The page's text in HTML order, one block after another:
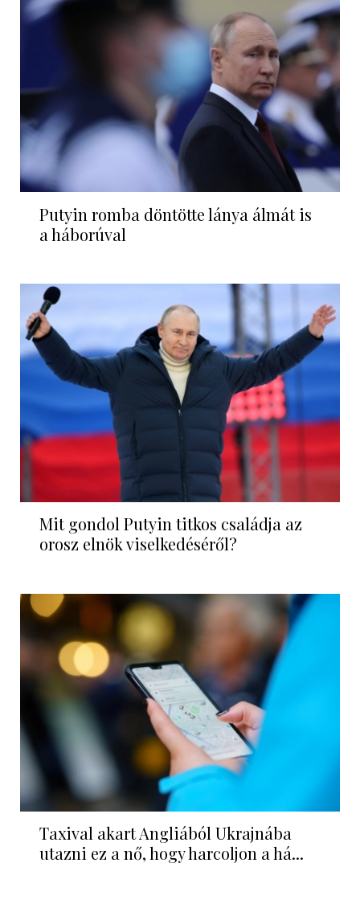
Putyin romba döntötte lánya álmát is
a háborúval
Mit gondol Putyin titkos családja az
orosz elnök viselkedéséről?
Taxival akart Angliából Ukrajnába
utazni ez a nő, hogy harcoljon a há...